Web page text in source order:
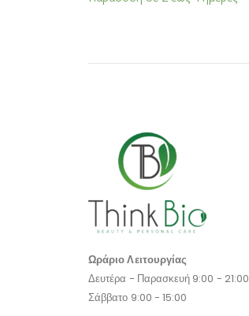
Ωράριο Λειτουργίας
Δευτέρα - Παρασκευή 9:00 - 21:00
Σάββατο 9:00 - 15:00